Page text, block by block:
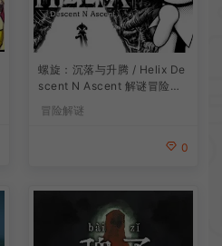
螺旋：沉落与升腾 / Helix De
scent N Ascent 解谜冒险游
冒险解谜
0